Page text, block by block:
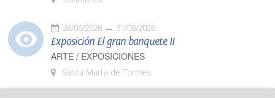
26/06/2026 31/08/2026
Exposición El gran banquete II
ARTE / EXPOSICIONES
Santa Marta de Tormes